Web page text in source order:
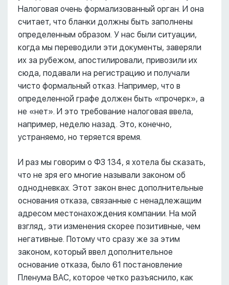
Налоговая очень формализованный орган. И она
считает, что бланки должны быть заполнены
определенным образом. У нас были ситуации,
когда мы переводили эти документы, заверяли
их за рубежом, апостилировали, привозили их
сюда, подавали на регистрацию и получали
чисто формальный отказ. Например, что в
определенной графе должен быть «прочерк», а
не «нет». И это требование налоговая ввела,
например, неделю назад. Это, конечно,
устраняемо, но теряется время.
И раз мы говорим о ФЗ 134, я хотела бы сказать,
что не зря его многие называли законом об
однодневках. Этот закон внес дополнительные
основания отказа, связанные с ненадлежащим
адресом местонахождения компании. На мой
взгляд, эти изменения скорее позитивные, чем
негативные. Потому что сразу же за этим
законом, который ввел дополнительное
основание отказа, было 61 постановление
Пленума ВАС, которое четко разъяснило, как